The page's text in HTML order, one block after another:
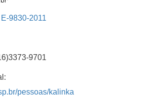
E-9830-2011
9701
pessoas/kalinka